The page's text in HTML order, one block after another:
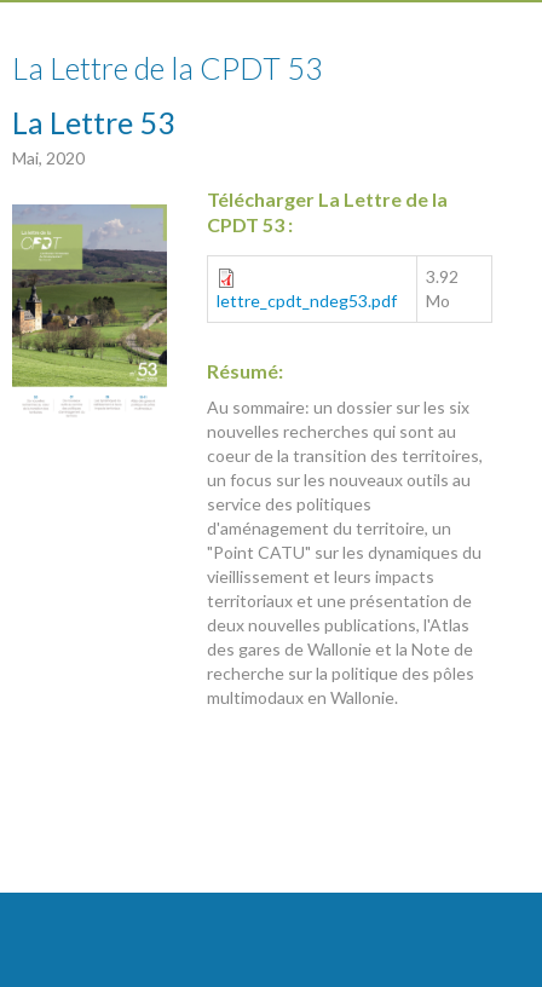
La Lettre de la CPDT 53
La Lettre 53
Mai, 2020
Télécharger La Lettre de la
CPDT 53 :
lettre_cpdt_ndeg53.pdf
3.92
Mo
Résumé:
Au sommaire: un dossier sur les six
nouvelles recherches qui sont au
coeur de la transition des territoires,
un focus sur les nouveaux outils au
service des politiques
d'aménagement du territoire, un
"Point CATU" sur les dynamiques du
vieillissement et leurs impacts
territoriaux et une présentation de
deux nouvelles publications, l'Atlas
des gares de Wallonie et la Note de
recherche sur la politique des pôles
multimodaux en Wallonie.